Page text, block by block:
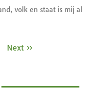
volk en staat is mij al
Next »